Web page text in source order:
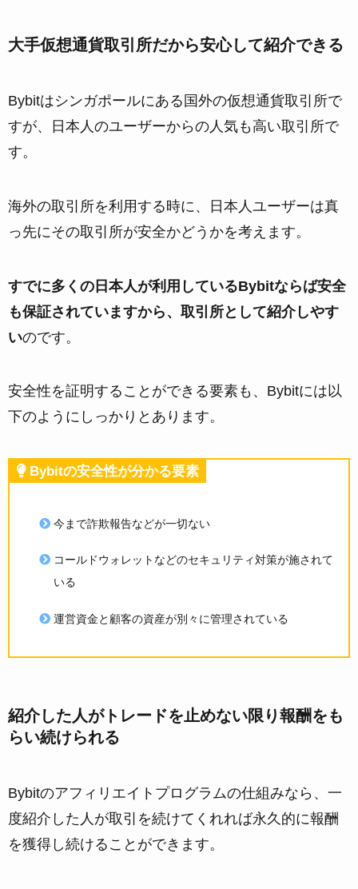
大手仮想通貨取引所だから安心して紹介できる
Bybitはシンガポールにある国外の仮想通貨取引所で
すが、日本人のユーザーからの人気も高い取引所で
す。
海外の取引所を利用する時に、日本人ユーザーは真
っ先にその取引所が安全かどうかを考えます。
すでに多くの日本人が利用しているBybitならば安全
も保証されていますから、取引所として紹介しやす
いのです。
安全性を証明することができる要素も、Bybitには以
下のようにしっかりとあります。
Bybitの安全性が分かる要素
今まで詐欺報告などが一切ない
コールドウォレットなどのセキュリティ対策が施されて
いる
運営資金と顧客の資産が別々に管理されている
紹介した人がトレードを止めない限り報酬をも
らい続けられる
Bybitのアフィリエイトプログラムの仕組みなら、一
度紹介した人が取引を続けてくれれば永久的に報酬
を獲得し続けることができます。